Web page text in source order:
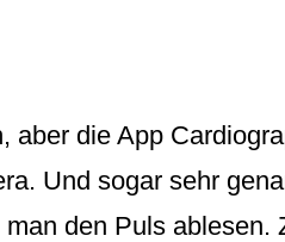
aber die App
Und sogar sehr
den Puls ablesen.